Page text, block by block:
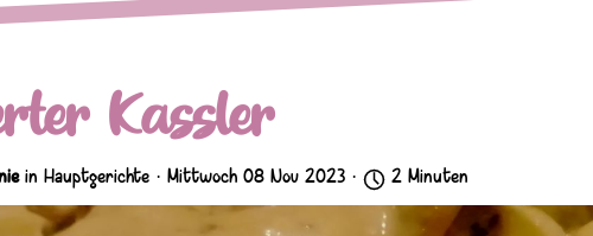
Kassler
in Hauptgerichte · Mittwoch 08 Nov 2023 · 2 Minuten